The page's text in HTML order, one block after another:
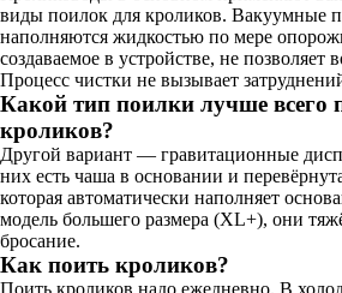
виды поилок для кроликов. Вакуумные
наполняются жидкостью по мере
создаваемое в устройстве, не позволяет
Процесс чистки не вызывает
Какой тип поилки лучше всего
кроликов?
Другой вариант — гравитационные
них есть чаша в основании и
которая автоматически наполняет
модель большего размера (XL+), они
бросание.
Как поить кроликов?
Поить кроликов надо ежедневно. В